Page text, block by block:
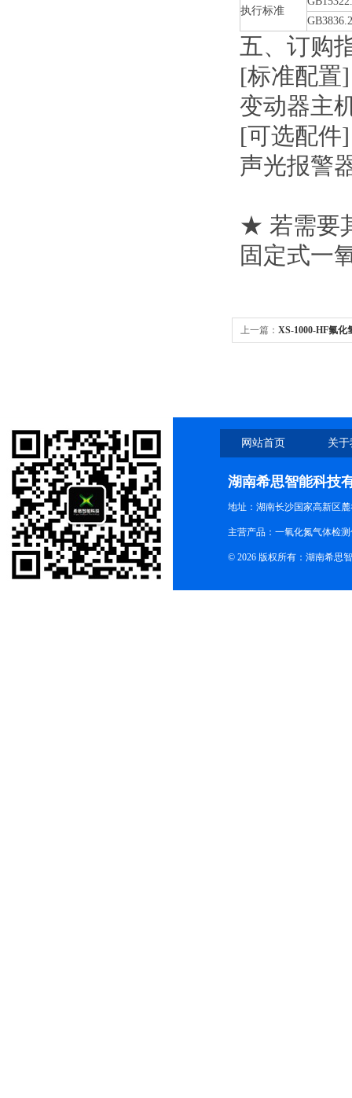
执行标准
五、订购
[标准配置]
变动器主
[可选配件]
声光报警
★ 若需要
固定式一
上一篇： XS-1000-HF氟化
网站首页 关
湖南希思智能科技
地址：湖南长沙国家高新区
主营产品：一氧化氮气体检
© 2026 版权所有：湖南希思